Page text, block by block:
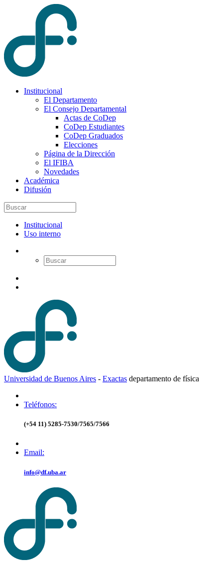
Institucional
El Departamento
El Consejo Departamental
Actas de CoDep
CoDep Estudiantes
CoDep Graduados
Elecciones
Página de la Dirección
El IFIBA
Novedades
Académica
Difusión
Institucional
Uso interno
Universidad de Buenos Aires - Exactas departamento de física
Teléfonos:
(+54 11) 5285-7530/7565/7566
Email:
info@df.uba.ar